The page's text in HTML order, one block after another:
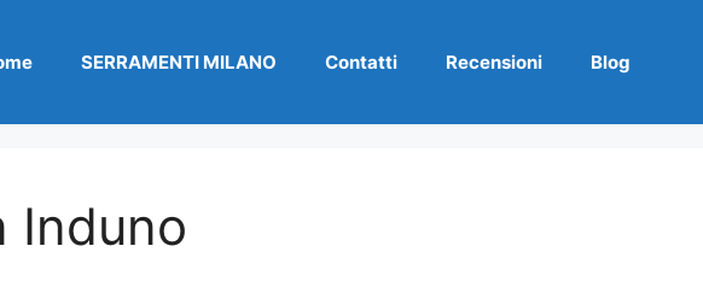
SERRAMENTI MILANO Contatti Recensioni Blog
Induno